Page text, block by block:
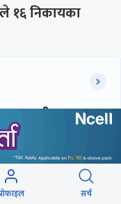
१६ निकायका
लाचार
अध्यादेशले ऐनको
सर्च